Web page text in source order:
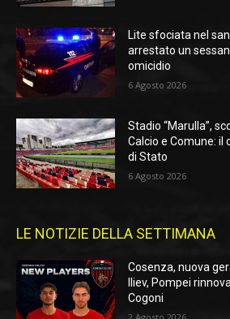
Lite sfociata nel
arrestato un
omicidio
6 Agosto 2026
Stadio “Marulla”,
Calcio e Comune: il
di Stato
6 Agosto 2026
LE NOTIZIE DELLA SETTIMANA
Cosenza, nuova
Iliev, Pompei
Cogoni